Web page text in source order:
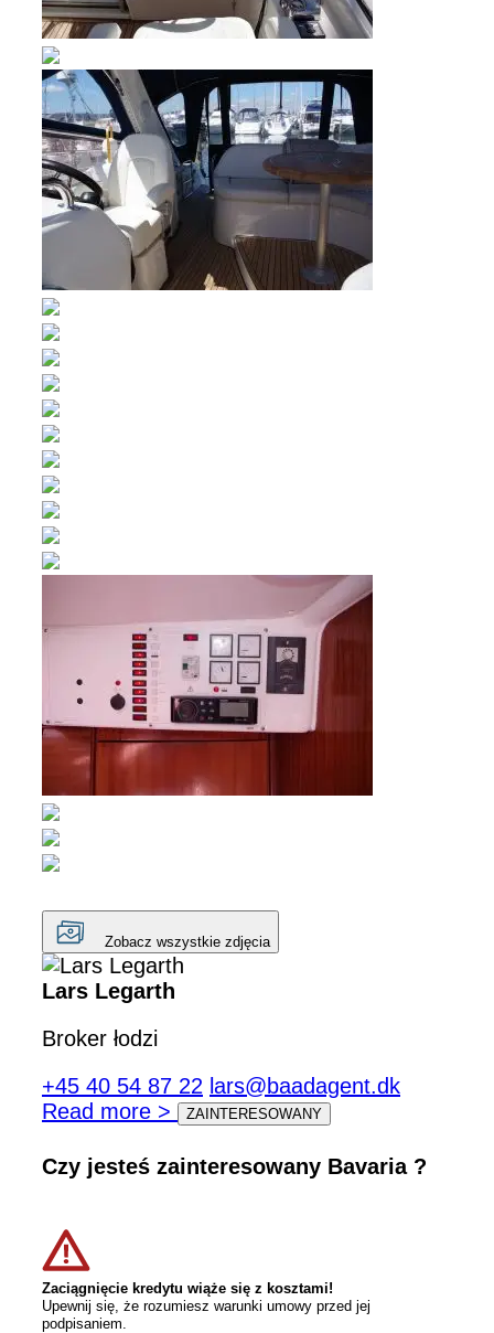
Zobacz wszystkie zdjęcia
Lars Legarth
Broker łodzi
+45 40 54 87 22 lars@baadagent.dk
Read more >
ZAINTERESOWANY
Czy jesteś zainteresowany Bavaria ?
Zaciągnięcie kredytu wiąże się z kosztami!
Upewnij się, że rozumiesz warunki umowy przed jej
podpisaniem.